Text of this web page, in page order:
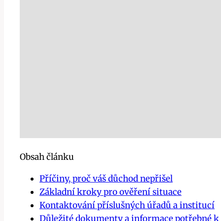
Obsah článku
Příčiny, proč váš důchod nepřišel
Základní kroky pro ověření situace
Kontaktování příslušných úřadů a institucí
Důležité dokumenty a informace potřebné